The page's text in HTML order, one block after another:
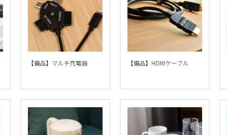
【備品】マルチ充電器 【備品】HDMIケーブル